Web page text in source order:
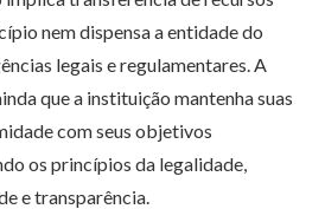
nem dispensa a entidade do
legais e regulamentares. A
que a instituição mantenha suas
com seus objetivos
os princípios da legalidade,
e transparência.